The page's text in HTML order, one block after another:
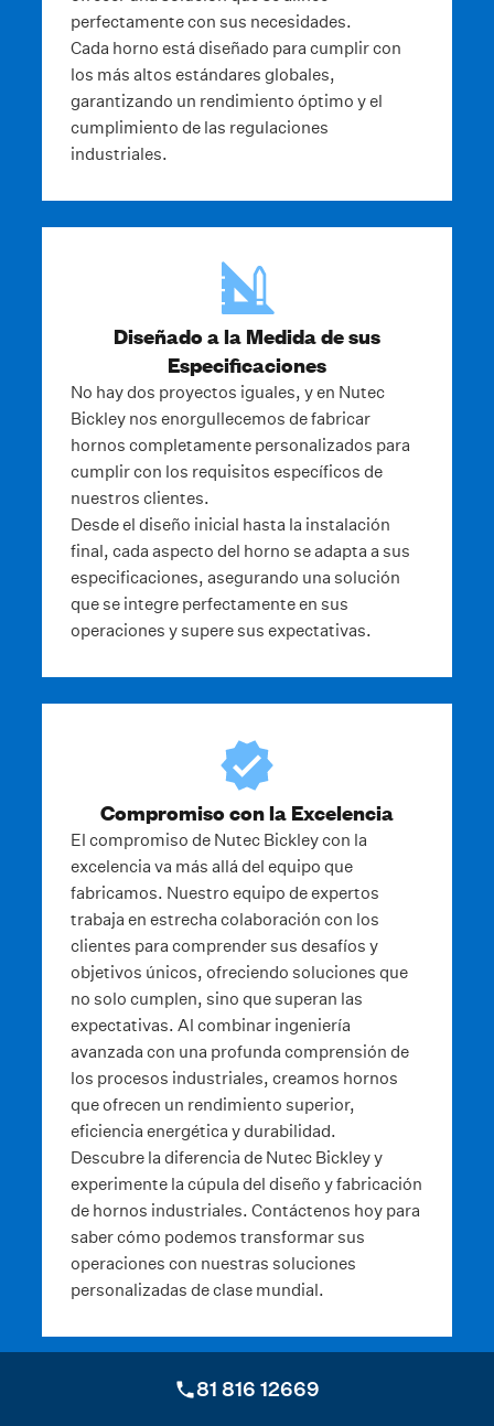
perfectamente con sus necesidades.
Cada horno está diseñado para cumplir con
los más altos estándares globales,
garantizando un rendimiento óptimo y el
cumplimiento de las regulaciones
industriales.
Diseñado a la Medida de sus
Especificaciones
No hay dos proyectos iguales, y en Nutec
Bickley nos enorgullecemos de fabricar
hornos completamente personalizados para
cumplir con los requisitos específicos de
nuestros clientes.
Desde el diseño inicial hasta la instalación
final, cada aspecto del horno se adapta a sus
especificaciones, asegurando una solución
que se integre perfectamente en sus
operaciones y supere sus expectativas.
Compromiso con la Excelencia
El compromiso de Nutec Bickley con la
excelencia va más allá del equipo que
fabricamos. Nuestro equipo de expertos
trabaja en estrecha colaboración con los
clientes para comprender sus desafíos y
objetivos únicos, ofreciendo soluciones que
no solo cumplen, sino que superan las
expectativas. Al combinar ingeniería
avanzada con una profunda comprensión de
los procesos industriales, creamos hornos
que ofrecen un rendimiento superior,
eficiencia energética y durabilidad.
Descubre la diferencia de Nutec Bickley y
experimente la cúpula del diseño y fabricación
de hornos industriales. Contáctenos hoy para
saber cómo podemos transformar sus
operaciones con nuestras soluciones
personalizadas de clase mundial.
81 816 12669